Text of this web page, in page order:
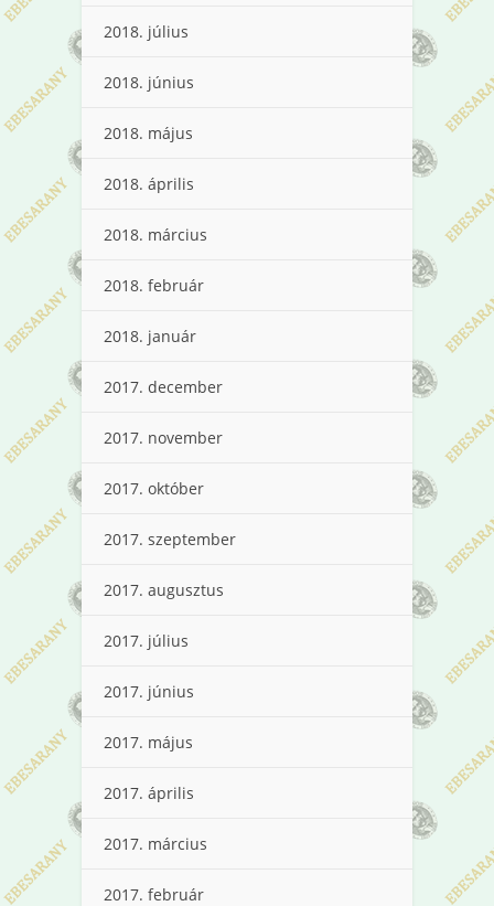
2018. július
2018. június
2018. május
2018. április
2018. március
2018. február
2018. január
2017. december
2017. november
2017. október
2017. szeptember
2017. augusztus
2017. július
2017. június
2017. május
2017. április
2017. március
2017. február